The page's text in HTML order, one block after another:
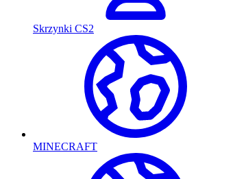
Skrzynki CS2
MINECRAFT